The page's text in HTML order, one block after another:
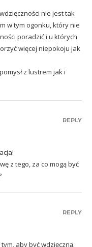
nie jest tak
w tym ogonku, który nie
poradzić i u których
więcej niepokoju jak
z lustrem jak i
z tego, za co mogą być
REPLY
aby być wdzięczną.
REPLY